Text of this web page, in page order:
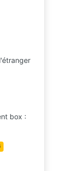
box :